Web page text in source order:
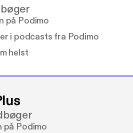
på Podimo
i podcasts fra Podimo
helst
på Podimo